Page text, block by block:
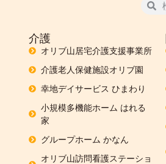
介護
オリブ山居宅介護支援事業所
介護老人保健施設オリブ園
幸地デイサービス ひまわり
小規模多機能ホーム はれる
家
グループホーム かなん
オリブ山訪問看護ステーショ